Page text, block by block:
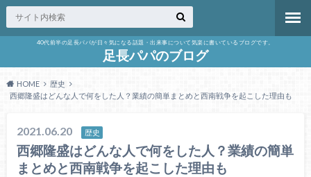
40代前半の足長パパが日々気になる話題・出来事について気楽に書いているブログです。
足長パパのブログ
HOME
歴史
西郷隆盛はどんな人で何をした人？業績の簡単まとめと西南戦争を起こした理由も
2021.06.20 歴史
西郷隆盛はどんな人で何をした人？業績の簡単
まとめと西南戦争を起こした理由も